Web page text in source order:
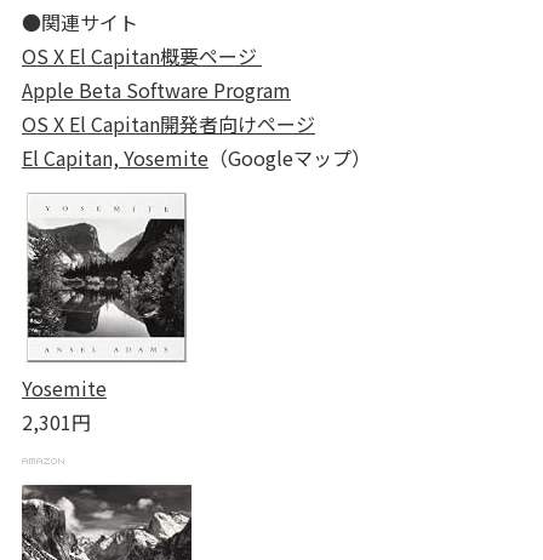
●関連サイト
OS X El Capitan概要ページ
Apple Beta Software Program
OS X El Capitan開発者向けページ
El Capitan, Yosemite（Googleマップ）
Yosemite
2,301円